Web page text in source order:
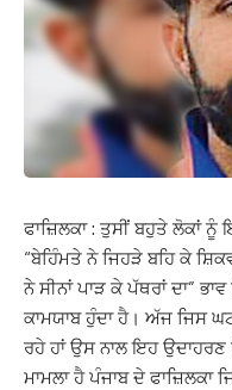
ਫਾਜ਼ਿਲਕਾ : ਤੁਸੀਂ ਬਹੁਤੇ ਲੋਕਾਂ
“ਬੇਹਿੰਮਤੇ ਨੇ ਜਿਹੜੇ ਬਹਿ ਕੇ
ਨੇ ਸੀਨਾਂ ਪਾੜ ਕੇ ਪੱਥਰਾਂ ਦਾ”
ਕਾਮਯਾਬ ਹੁੰਦਾ ਹੈ। ਅੱਜ ਜਿਸ
ਰਹੇ ਹਾਂ ਉਸ ਨਾਲ ਇਹ
ਮਾਮਲਾ ਹੈ ਪੰਜਾਬ ਦੇ ਫਾਜ਼ਿਲਕਾ